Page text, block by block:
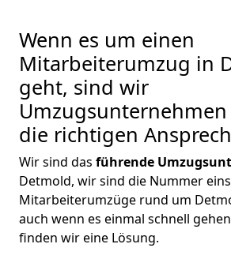
Wenn es um einen
Mitarbeiterumzug in
geht, sind wir
die richtigen
Wir sind das führende
Detmold, wir sind die Nummer
Mitarbeiterumzüge rund um
auch wenn es einmal schnell
finden wir eine Lösung.